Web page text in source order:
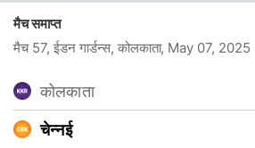
मैच समाप्त
मैच 57, ईडन गार्डन्स, कोलकाता, May 07, 2025
कोलकाता
चेन्नई